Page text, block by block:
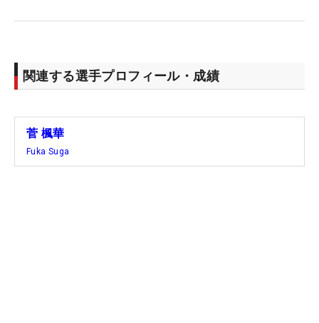
関連する選手プロフィール・成績
菅 楓華
Fuka Suga